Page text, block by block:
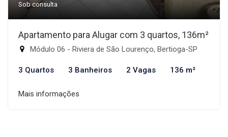
Sob consulta
Apartamento para Alugar com 3 quartos, 136m²
Módulo 06 - Riviera de São Lourenço, Bertioga-SP
3 Quartos 3 Banheiros 2 Vagas 136 m²
Mais informações